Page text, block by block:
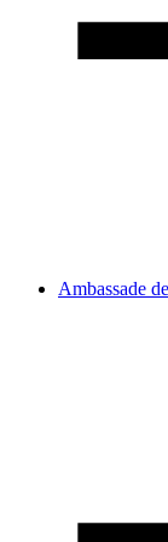
Ambassade